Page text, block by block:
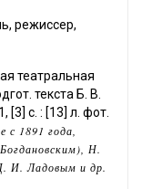
режиссер,
театральная
текста Б. В.
[3] с. : [13] л. фот.
с 1891 года,
Н.
И. Ладовым и др.